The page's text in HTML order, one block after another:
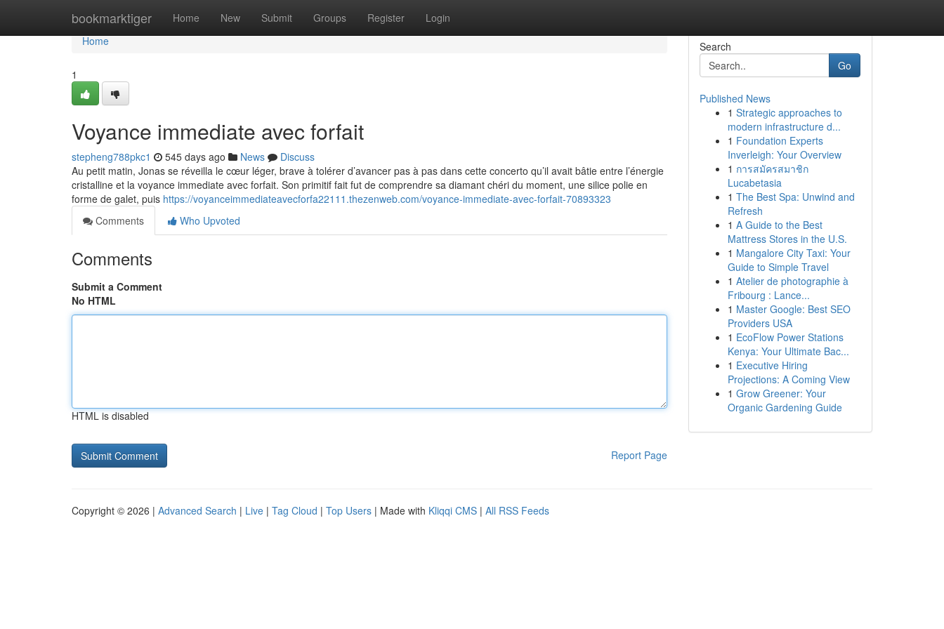
bookmarktiger Home New Submit Groups Register Login
Home
Home
1
Voyance immediate avec forfait
stepheng788pkc1 545 days ago News
Discuss
Au petit matin, Jonas se réveilla le cœur léger, brave à tolérer d’avancer pas à pas dans cette concerto qu’il avait bâtie entre l’énergie
cristalline et la voyance immediate avec forfait. Son primitif fait fut de comprendre sa diamant chéri du moment, une silice polie en
forme de galet, puis https://voyanceimmediateavecforfa22111.thezenweb.com/voyance-immediate-avec-forfait-70893323
Comments
Who Upvoted
Comments
Submit a Comment
No HTML
HTML is disabled
Report Page
Search
Go
Published News
1 Strategic approaches to
modern infrastructure d...
1 Foundation Experts
Inverleigh: Your Overview
1 การสมัครสมาชิก
Lucabetasia
1 The Best Spa: Unwind and
Refresh
1 A Guide to the Best
Mattress Stores in the U.S.
1 Mangalore City Taxi: Your
Guide to Simple Travel
1 Atelier de photographie à
Fribourg : Lance...
1 Master Google: Best SEO
Providers USA
1 EcoFlow Power Stations
Kenya: Your Ultimate Bac...
1 Executive Hiring
Projections: A Coming View
1 Grow Greener: Your
Organic Gardening Guide
Copyright © 2026 | Advanced Search | Live | Tag Cloud | Top Users | Made with Kliqqi CMS | All RSS Feeds